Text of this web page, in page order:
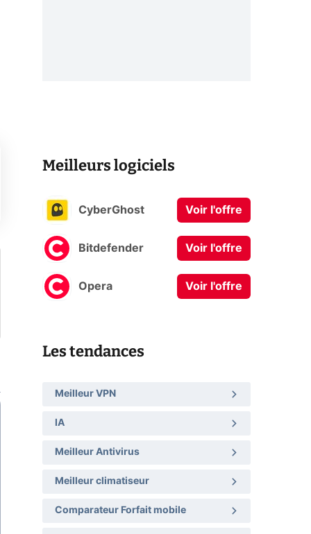
Meilleurs logiciels
CyberGhost Voir l'offre
Bitdefender Voir l'offre
Opera Voir l'offre
Les tendances
Meilleur VPN
IA
Meilleur Antivirus
Meilleur climatiseur
Comparateur Forfait mobile